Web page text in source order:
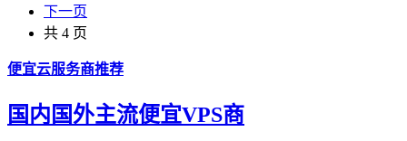
下一页
共 4 页
便宜云服务商推荐
国内国外主流便宜VPS商